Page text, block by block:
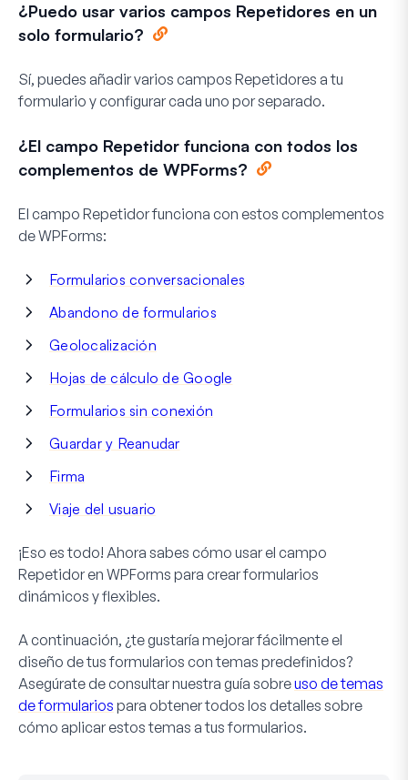
¿Puedo usar varios campos Repetidores en un
solo formulario?
Sí, puedes añadir varios campos Repetidores a tu
formulario y configurar cada uno por separado.
¿El campo Repetidor funciona con todos los
complementos de WPForms?
El campo Repetidor funciona con estos complementos
de WPForms:
Formularios conversacionales
Abandono de formularios
Geolocalización
Hojas de cálculo de Google
Formularios sin conexión
Guardar y Reanudar
Firma
Viaje del usuario
¡Eso es todo! Ahora sabes cómo usar el campo
Repetidor en WPForms para crear formularios
dinámicos y flexibles.
A continuación, ¿te gustaría mejorar fácilmente el
diseño de tus formularios con temas predefinidos?
Asegúrate de consultar nuestra guía sobreuso de temas
de formularios para obtener todos los detalles sobre
cómo aplicar estos temas a tus formularios.